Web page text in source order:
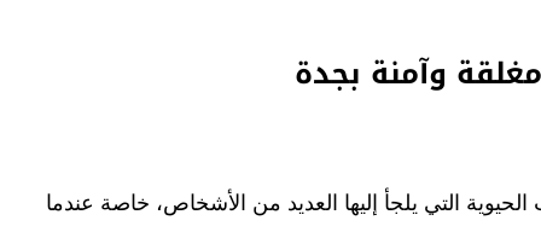
وآمنة بجدة
التي يلجأ إليها العديد من الأشخاص، خاصة عندما